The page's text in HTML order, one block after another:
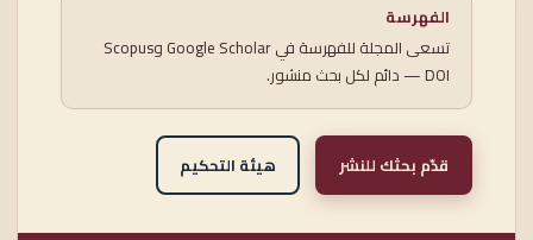
الفهرسة
تسعى المجلة للفهرسة في Google Scholar وScopus
— DOI دائم لكل بحث منشور.
قدّم بحثك للنشر هيئة التحكيم